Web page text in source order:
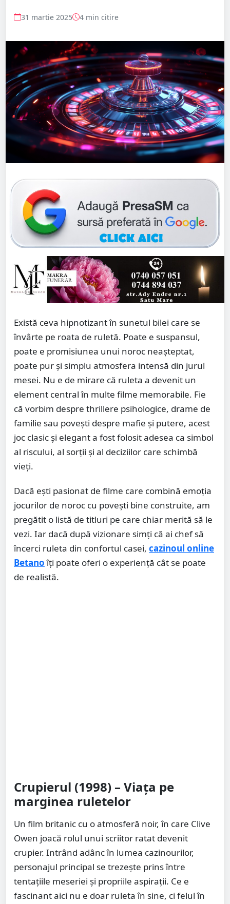
31 martie 2025 4 min citire
Există ceva hipnotizant în sunetul bilei care se
învârte pe roata de ruletă. Poate e suspansul,
poate e promisiunea unui noroc neașteptat,
poate pur și simplu atmosfera intensă din jurul
mesei. Nu e de mirare că ruleta a devenit un
element central în multe filme memorabile. Fie
că vorbim despre thrillere psihologice, drame de
familie sau povești despre mafie și putere, acest
joc clasic și elegant a fost folosit adesea ca simbol
al riscului, al sorții și al deciziilor care schimbă
vieți.
Dacă ești pasionat de filme care combină emoția
jocurilor de noroc cu povești bine construite, am
pregătit o listă de titluri pe care chiar merită să le
vezi. Iar dacă după vizionare simți că ai chef să
încerci ruleta din confortul casei, cazinoul online
Betanoîți poate oferi o experiență cât se poate
de realistă.
Crupierul (1998) – Viața pe
marginea ruletelor
Un film britanic cu o atmosferă noir, în care Clive
Owen joacă rolul unui scriitor ratat devenit
crupier. Intrând adânc în lumea cazinourilor,
personajul principal se trezește prins între
tentațiile meseriei și propriile aspirații. Ce e
fascinant aici nu e doar ruleta în sine, ci felul în